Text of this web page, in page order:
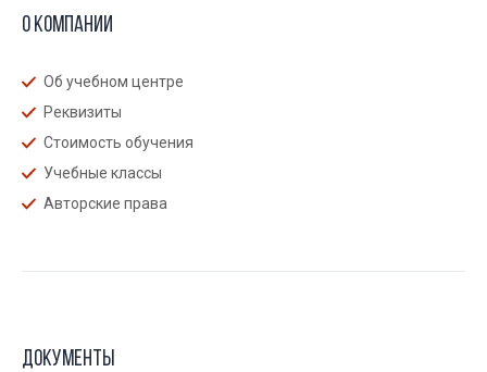
О компании
Об учебном центре
Реквизиты
Стоимость обучения
Учебные классы
Авторские права
Документы